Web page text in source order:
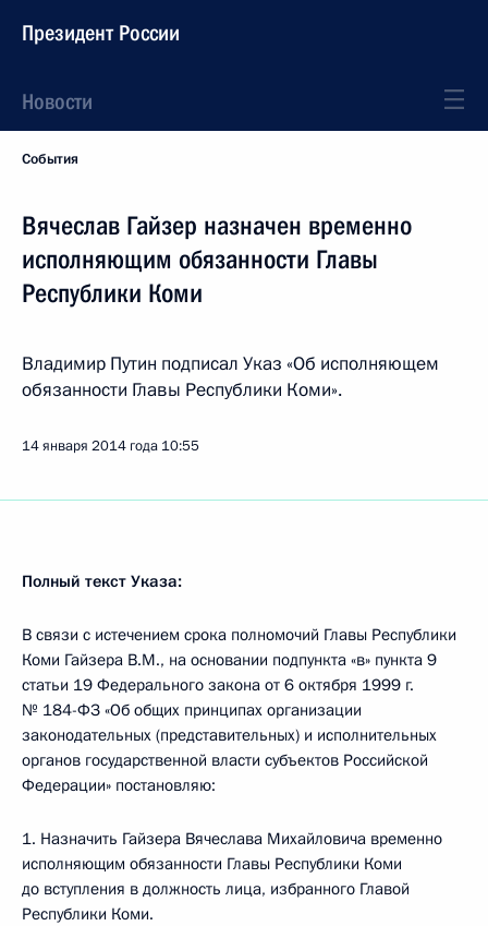
Президент России
Новости
События
Вячеслав Гайзер назначен временно
исполняющим обязанности Главы
Республики Коми
Владимир Путин подписал Указ «Об исполняющем
обязанности Главы Республики Коми».
14 января 2014 года 10:55
Полный текст Указа:
В связи с истечением срока полномочий Главы Республики
Коми Гайзера В.М., на основании подпункта «в» пункта 9
статьи 19 Федерального закона от 6 октября 1999 г.
№ 184-ФЗ «Об общих принципах организации
законодательных (представительных) и исполнительных
органов государственной власти субъектов Российской
Федерации» постановляю:
1. Назначить Гайзера Вячеслава Михайловича временно
исполняющим обязанности Главы Республики Коми
до вступления в должность лица, избранного Главой
Республики Коми.